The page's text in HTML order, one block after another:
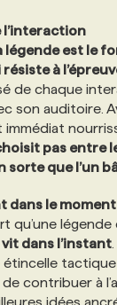
l’interaction
légende est le
à
de chaque
son auditoire.
immédiat
pas entre
que l’un
dans le moment
qu’une légende
vit dans l’instant
contribuer à
idées